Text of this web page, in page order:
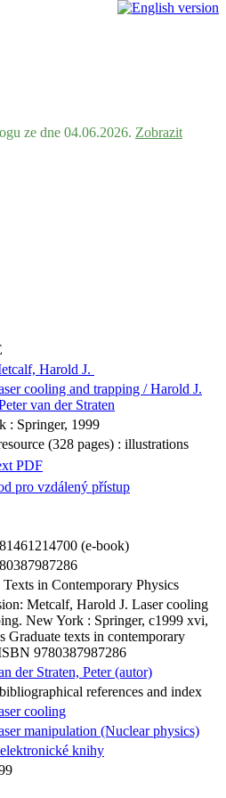
ze dne 04.06.2026. Zobrazit
Harold J.
cooling and trapping / Harold J.
van der Straten
: Springer, 1999
(328 pages) : illustrations
PDF
pro vzdálený přístup
(e-book)
Texts in Contemporary Physics
Metcalf, Harold J. Laser cooling
New York : Springer, c1999 xvi,
Graduate texts in contemporary
9780387987286
der Straten, Peter (autor)
references and index
cooling
manipulation (Nuclear physics)
knihy